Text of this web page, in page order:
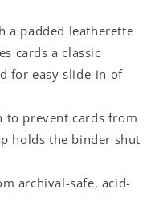
a padded leatherette
cards a classic
for easy slide-in of
to prevent cards from
holds the binder shut
archival-safe, acid-